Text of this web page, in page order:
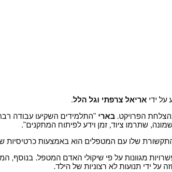
על ידי אריאל צרפתי וגל הלל.
הפרויקט. בארי "התלמידים השקיעו עבודה
שתרמו ציוד, זמן וידע לפיתוח המתקנים".
שלו עם המטפלים הוא באמצעות כרטיסיות
מגוונות על פי שיקולי האדם המטפל. בנוסף,
ידי תנועות לא רצוניות של הילד.